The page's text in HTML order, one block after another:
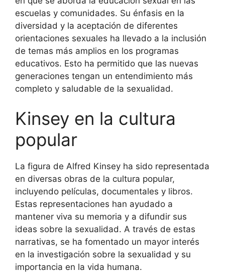
escuelas y comunidades. Su énfasis en la
diversidad y la aceptación de diferentes
orientaciones sexuales ha llevado a la inclusión
de temas más amplios en los programas
educativos. Esto ha permitido que las nuevas
generaciones tengan un entendimiento más
completo y saludable de la sexualidad.
Kinsey en la cultura
popular
La figura de Alfred Kinsey ha sido representada
en diversas obras de la cultura popular,
incluyendo películas, documentales y libros.
Estas representaciones han ayudado a
mantener viva su memoria y a difundir sus
ideas sobre la sexualidad. A través de estas
narrativas, se ha fomentado un mayor interés
en la investigación sobre la sexualidad y su
importancia en la vida humana.